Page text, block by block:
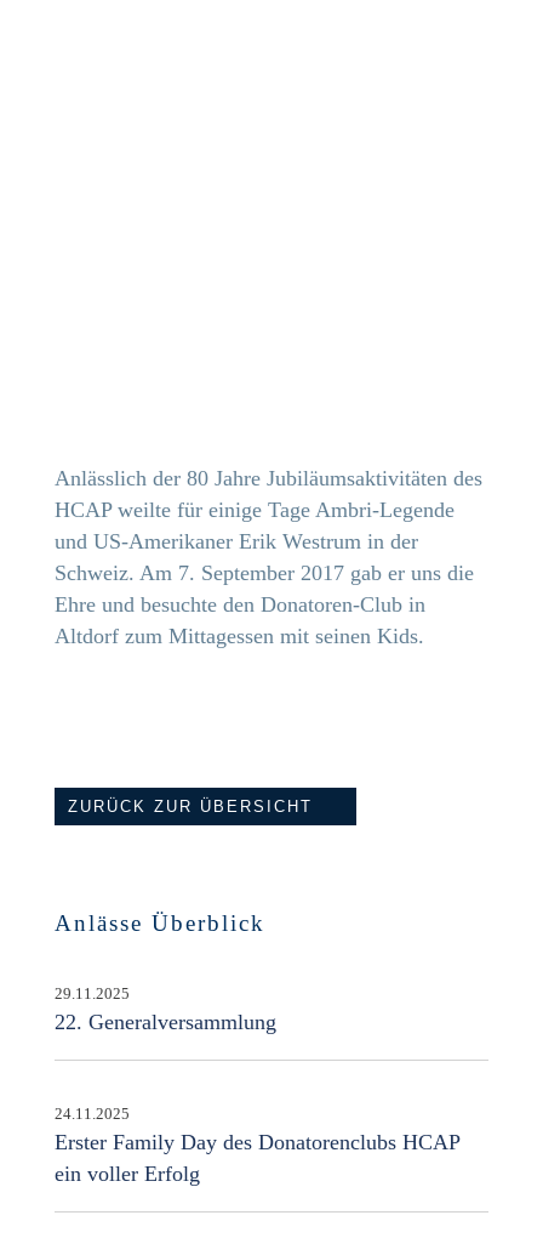
Anlässlich der 80 Jahre Jubiläumsaktivitäten des
HCAP weilte für einige Tage Ambri-Legende
und US-Amerikaner Erik Westrum in der
Schweiz. Am 7. September 2017 gab er uns die
Ehre und besuchte den Donatoren-Club in
Altdorf zum Mittagessen mit seinen Kids.
ZURÜCK ZUR ÜBERSICHT
Anlässe Überblick
29.11.2025
22. Generalversammlung
24.11.2025
Erster Family Day des Donatorenclubs HCAP
ein voller Erfolg